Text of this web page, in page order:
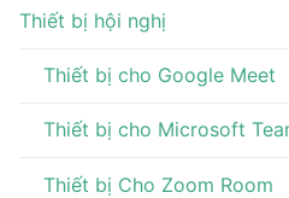
Thiết bị hội nghị
Thiết bị cho Google Meet
Thiết bị cho Microsoft
Thiết bị Cho Zoom Room